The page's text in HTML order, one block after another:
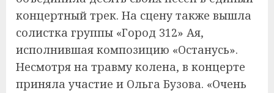
концертный трек. На сцену также вышла
солистка группы «Город 312» Ая,
исполнившая композицию «Останусь».
Несмотря на травму колена, в концерте
приняла участие и Ольга Бузова. «Очень